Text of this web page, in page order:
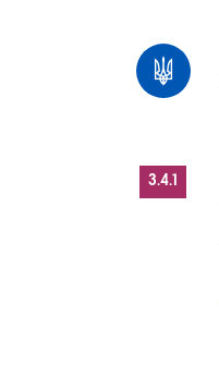
3.4.1